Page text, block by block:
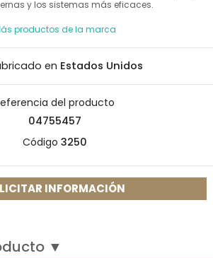
y los sistemas más eficaces.
productos de la marca
en Estados Unidos
del producto
04755457
Código 3250
INFORMACIÓN
▼